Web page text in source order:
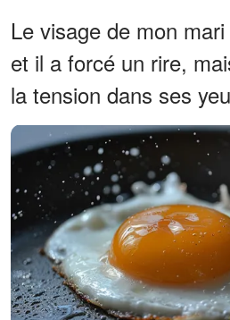
Le visage de mon
et il a forcé un rire,
la tension dans ses